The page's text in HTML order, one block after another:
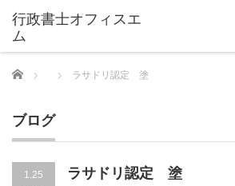
Home ラサドリ認定 塗
ブログ
1.25
ラサドリ認定 塗